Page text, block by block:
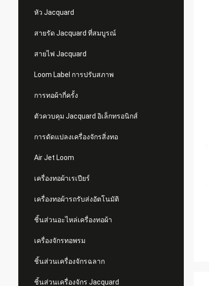
หัว Jacquard
สายรัด Jacquard ที่สมบูรณ์
สายไฟ Jacquard
Loom Label การปรับสภาพ
การทอผ้ากี่ครั้ง
ตัวควบคุม Jacquard อิเล็กทรอนิกส์
การดัดแปลงเครื่องจักรสิ่งทอ
Air Jet Loom
เครื่องทอผ้าเรเปียร์
เครื่องทอผ้ารถรับส่งอัตโนมัติ
ชิ้นส่วนอะไหล่เครื่องทอผ้า
เครื่องจักรทอพรม
ชิ้นส่วนเครื่องจักรฉลาก
ชิ้นส่วนเครื่องจักร Jacquard